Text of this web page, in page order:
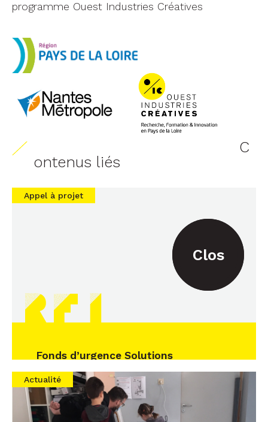
programme Ouest Industries Créatives
C
ontenus liés
Appel à projet
Clos
Fonds d’urgence Solutions
Actualité